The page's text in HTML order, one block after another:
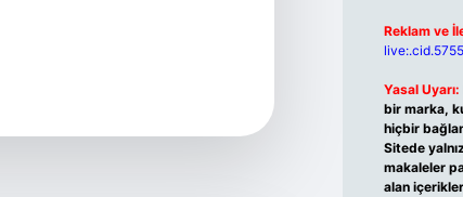
Reklam ve
Yasal Uyarı:
bir marka,
hiçbir
Sitede
makaleler
alan